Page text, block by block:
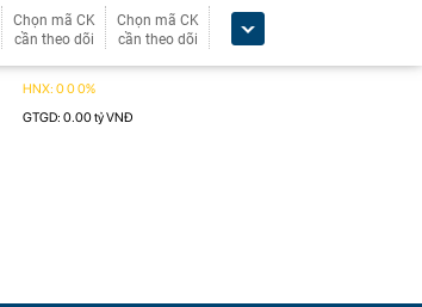
Chọn mã CK
cần theo dõi
Chọn mã CK
cần theo dõi